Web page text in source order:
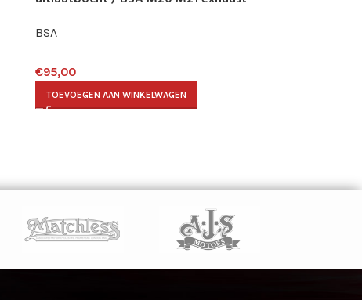
BSA
€95,00
TOEVOEGEN AAN WINKELWAGEN